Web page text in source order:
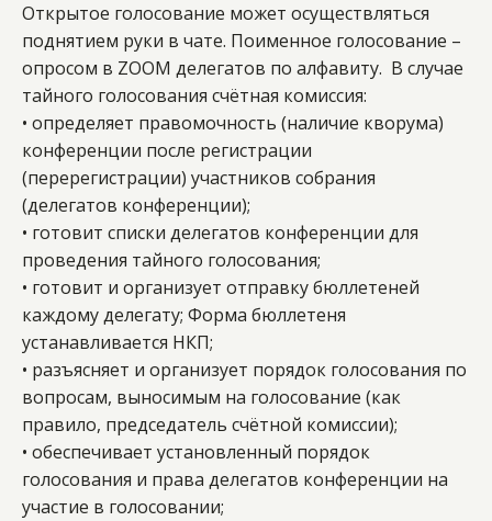
Открытое голосование может осуществляться
поднятием руки в чате. Поименное голосование –
опросом в ZOOM делегатов по алфавиту.  В случае
тайного голосования счётная комиссия:
• определяет правомочность (наличие кворума)
конференции после регистрации
(перерегистрации) участников собрания
(делегатов конференции);
• готовит списки делегатов конференции для
проведения тайного голосования;
• готовит и организует отправку бюллетеней
каждому делегату; Форма бюллетеня
устанавливается НКП;
• разъясняет и организует порядок голосования по
вопросам, выносимым на голосование (как
правило, председатель счётной комиссии);
• обеспечивает установленный порядок
голосования и права делегатов конференции на
участие в голосовании;